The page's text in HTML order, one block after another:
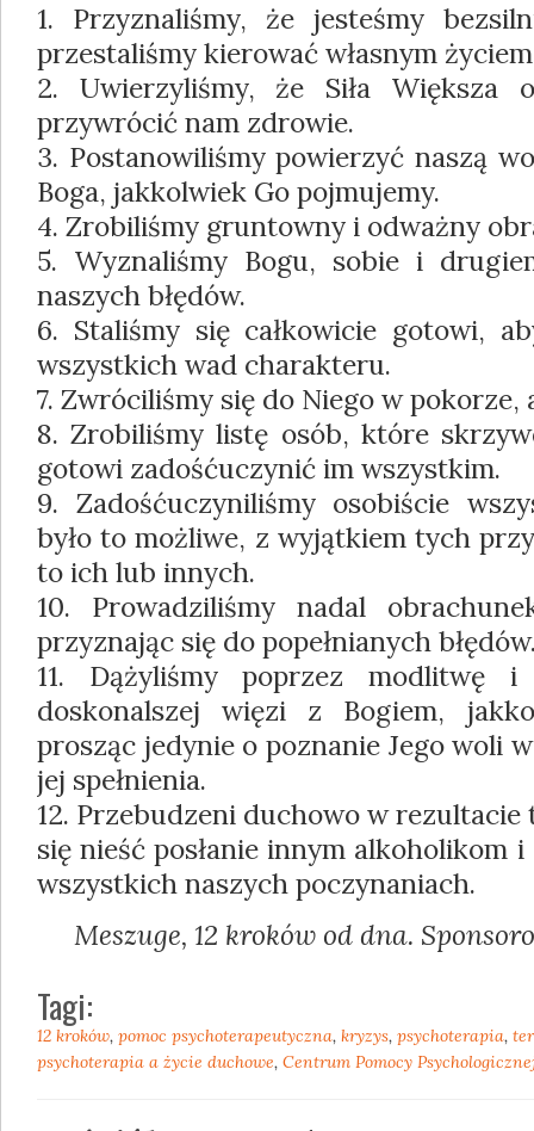
1. Przyznaliśmy, że jesteśmy
przestaliśmy kierować własnym
2. Uwierzyliśmy, że Siła Większa
przywrócić nam zdrowie.
3. Postanowiliśmy powierzyć naszą
Boga, jakkolwiek Go pojmujemy.
4. Zrobiliśmy gruntowny i odważny
5. Wyznaliśmy Bogu, sobie i
naszych błędów.
6. Staliśmy się całkowicie gotowi,
wszystkich wad charakteru.
7. Zwróciliśmy się do Niego w pokorze,
8. Zrobiliśmy listę osób, które
gotowi zadośćuczynić im wszystkim.
9. Zadośćuczyniliśmy osobiście
było to możliwe, z wyjątkiem tych
to ich lub innych.
10. Prowadziliśmy nadal
przyznając się do popełnianych
11. Dążyliśmy poprzez modlitwę
doskonalszej więzi z Bogiem,
prosząc jedynie o poznanie Jego woli
jej spełnienia.
12. Przebudzeni duchowo w
się nieść posłanie innym alkoholikom
wszystkich naszych poczynaniach.
Meszuge, 12 kroków od dna.
Tagi:
12 kroków, pomoc psychoterapeutyczna, kryzys, psychoterapia,
psychoterapia a życie duchowe, Centrum Pomocy